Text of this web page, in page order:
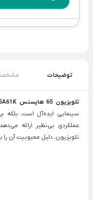
توضیحات
تلویزیون 65 هایسنس 65A61K
سینمایی ایده‌آل است، بلکه
عملکردی بی‌نظیر ارائه
تلویزیون، دلیل محبوبیت آن